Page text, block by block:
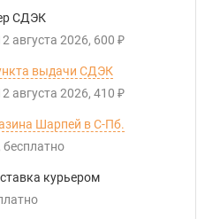
СДЭК
августа 2026 600 ₽
выдачи СДЭК
августа 2026 410 ₽
Шарпей в С-Пб.
Бесплатно
курьером